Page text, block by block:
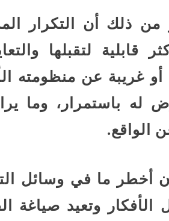
من ذلك أن التكرار
قابلية لتقبلها
غريبة عن منظومته
له باستمرار، وما
الواقع.
أخطر ما في وسائل
الأفكار وتعيد صياغة